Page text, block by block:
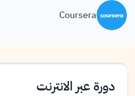
Coursera
دورة عبر الانترنت